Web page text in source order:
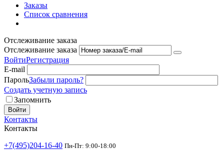
Заказы
Список сравнения
Отслеживание заказа
Отслеживание заказа
ВойтиРегистрация
E-mail
ПарольЗабыли пароль?
Создать учетную запись
Запомнить
Войти
Контакты
Контакты
+7(495)204-16-40 Пн-Пт: 9:00-18:00